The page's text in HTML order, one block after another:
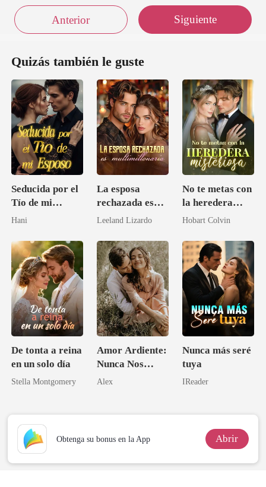
Anterior Siguiente
Quizás también le guste
Seducida por el
Tío de mi
Esposo
Hani
La esposa
rechazada es
multimillonaria
Leeland Lizardo
No te metas con
la heredera
misteriosa
Hobart Colvin
De tonta a reina
en un solo día
Stella Montgomery
Amor Ardiente:
Nunca Nos
Separaremos
Alex
Nunca más seré
tuya
IReader
Obtenga su bonus en la App Abrir